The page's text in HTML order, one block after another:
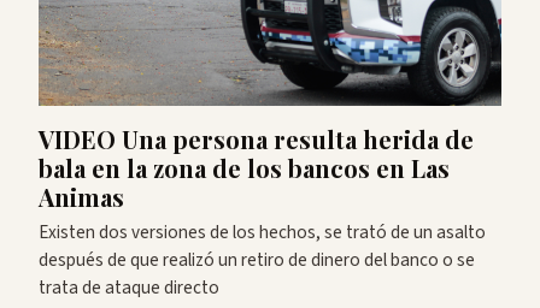
VIDEO Una persona resulta herida de
bala en la zona de los bancos en Las
Animas
Existen dos versiones de los hechos, se trató de un asalto
después de que realizó un retiro de dinero del banco o se
trata de ataque directo